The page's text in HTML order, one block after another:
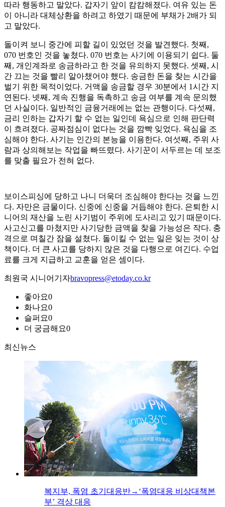
따라 행동하고 말았다. 갑자기 앞이 캄캄해졌다. 여유 있는 돈
이 아니라 대체상환을 하려고 하였기 때문에 부채가 2배가 되
고 말았다.
돌이켜 보니 중간에 피할 길이 있었던 것을 발견했다. 첫째,
070 번호인 것을 놓쳤다. 070 번호는 사기에 이용되기 쉽다. 둘
째, 개인계좌로 송금하라고 한 것을 유의하지 못했다. 셋째, 시
간 끄는 것을 빨리 알아챘어야 했다. 송금한 돈을 찾는 시간을
벌기 위한 목적이었다. 거액을 송금할 경우 30분에서 1시간 지
연된다. 넷째, 계속 진행을 독촉하고 송금 여부를 계속 문의했
던 사실이다. 일반적인 금융거래에는 없는 관행이다. 다섯째,
금리 인하는 갑자기 할 수 없는 일인데 욕심으로 인해 판단력
이 흐려졌다. 공짜점심이 없다는 것을 깜빡 잊었다. 욕심을 조
심해야 한다. 사기는 인간의 본능을 이용한다. 여섯째, 주위 사
람과 상의해보는 작업을 빠뜨렸다. 사기꾼이 서두르는 데 보조
를 맞출 필요가 전혀 없다.
보이스피싱에 당하고 나니 더욱더 조심해야 한다는 것을 느낀
다. 자만은 금물이다. 신중에 신중을 거듭해야 한다. 은퇴한 시
니어의 재산을 노린 사기범이 주위에 도사리고 있기 때문이다.
사고신고를 마쳤지만 사기당한 금액을 찾을 가능성은 작다. 충
격으로 며칠간 잠을 설쳤다. 돌이킬 수 없는 일은 잊는 것이 상
책이다. 더 큰 사고를 당하지 않은 것을 다행으로 여긴다. 수업
료를 크게 지급하고 교훈을 얻은 셈이다.
최원국 시니어기자bravopress@etoday.co.kr
좋아요0
화나요0
슬퍼요0
더 궁금해요0
최신뉴스
복지부, 폭염 초기대응반→‘폭염대응 비상대책본
부’ 격상 대응